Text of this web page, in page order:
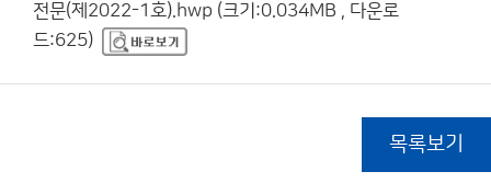
전문(제2022-1호).hwp (크기:0.034MB , 다운로
드:625)
목록보기